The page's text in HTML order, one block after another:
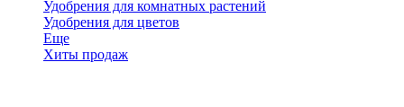
Удобрения для комнатных растений
Удобрения для цветов
Еще
Хиты продаж